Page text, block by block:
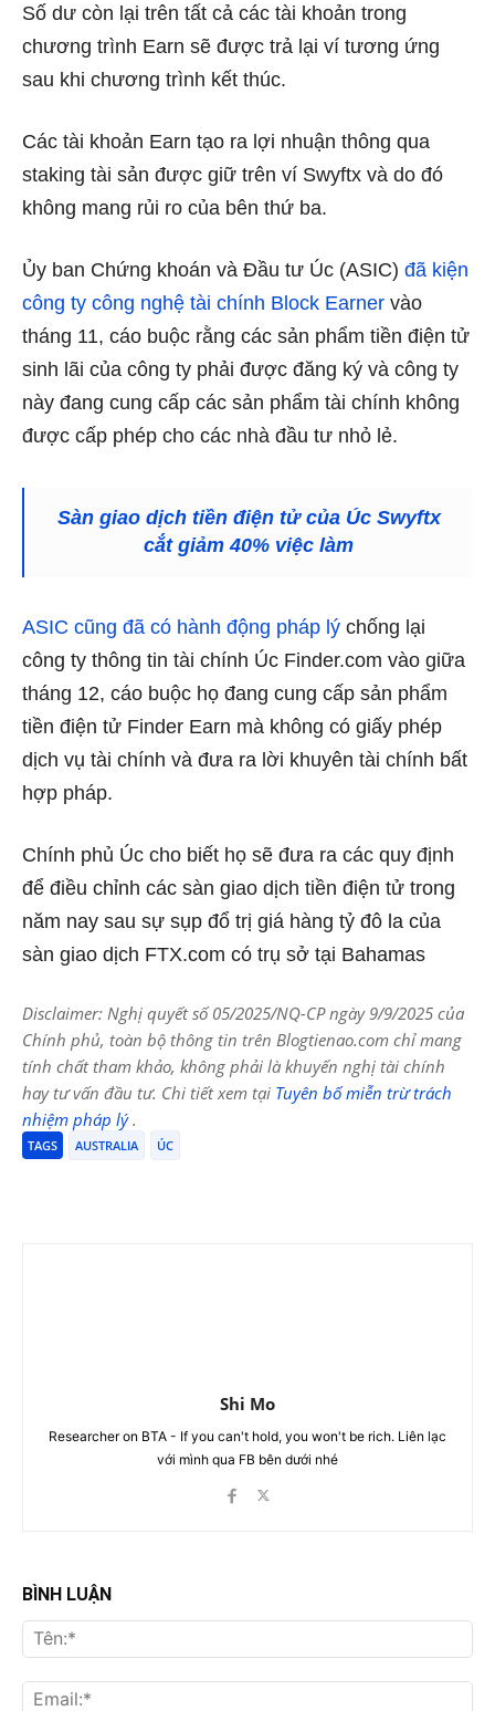
Số dư còn lại trên tất cả các tài khoản trong
chương trình Earn sẽ được trả lại ví tương ứng
sau khi chương trình kết thúc.
Các tài khoản Earn tạo ra lợi nhuận thông qua
staking tài sản được giữ trên ví Swyftx và do đó
không mang rủi ro của bên thứ ba.
Ủy ban Chứng khoán và Đầu tư Úc (ASIC) đã kiện
công ty công nghệ tài chính Block Earner vào
tháng 11, cáo buộc rằng các sản phẩm tiền điện tử
sinh lãi của công ty phải được đăng ký và công ty
này đang cung cấp các sản phẩm tài chính không
được cấp phép cho các nhà đầu tư nhỏ lẻ.
Sàn giao dịch tiền điện tử của Úc Swyftx
cắt giảm 40% việc làm
ASIC cũng đã có hành động pháp lý chống lại
công ty thông tin tài chính Úc Finder.com vào giữa
tháng 12, cáo buộc họ đang cung cấp sản phẩm
tiền điện tử Finder Earn mà không có giấy phép
dịch vụ tài chính và đưa ra lời khuyên tài chính bất
hợp pháp.
Chính phủ Úc cho biết họ sẽ đưa ra các quy định
để điều chỉnh các sàn giao dịch tiền điện tử trong
năm nay sau sự sụp đổ trị giá hàng tỷ đô la của
sàn giao dịch FTX.com có ​​trụ sở tại Bahamas
Disclaimer: Nghị quyết số 05/2025/NQ-CP ngày 9/9/2025 của
Chính phủ, toàn bộ thông tin trên Blogtienao.com chỉ mang
tính chất tham khảo, không phải là khuyến nghị tài chính
hay tư vấn đầu tư. Chi tiết xem tại Tuyên bố miễn trừ trách
nhiệm pháp lý.
TAGS AUSTRALIA ÚC
Shi Mo
Researcher on BTA - If you can't hold, you won't be rich. Liên lạc
với mình qua FB bên dưới nhé
BÌNH LUẬN